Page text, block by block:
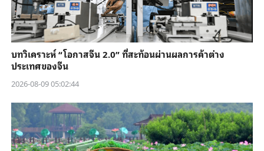
บทวิเคราะห์ “โอกาสจีน 2.0” ที่สะท้อนผ่านผลการค้าต่าง
ประเทศของจีน
2026-08-09 05:02:44